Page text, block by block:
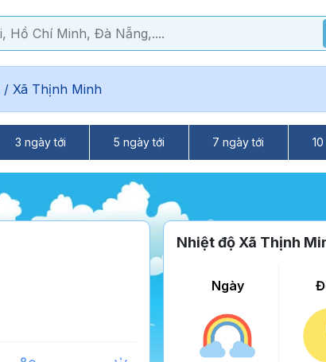
/ Xã Thịnh Minh
3 ngày tới 5 ngày tới 7 ngày tới
Nhiệt độ Xã Thịnh
Ngày